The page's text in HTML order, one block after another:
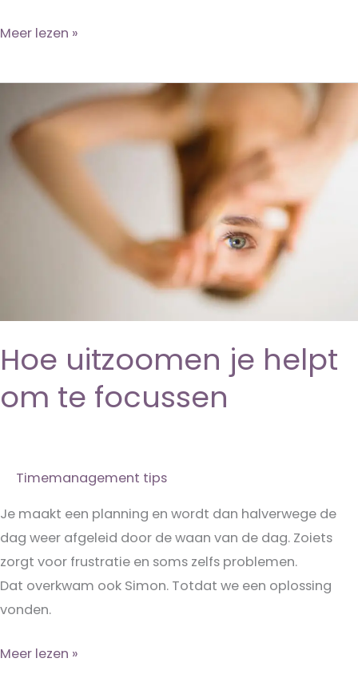
Hoe
je
komkommertijd?
Meer lezen »
Hoe uitzoomen je helpt
om te focussen
Timemanagement tips
Je maakt een planning en wordt dan halverwege de
dag weer afgeleid door de waan van de dag. Zoiets
zorgt voor frustratie en soms zelfs problemen.
Dat overkwam ook Simon. Totdat we een oplossing
vonden.
Hoe
Meer lezen »